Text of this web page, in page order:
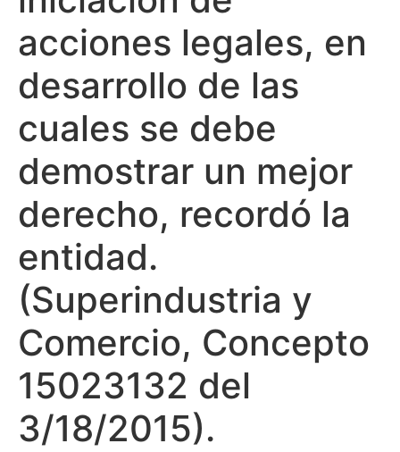
acciones legales, en
desarrollo de las
cuales se debe
demostrar un mejor
derecho, recordó la
entidad.
(Superindustria y
Comercio, Concepto
15023132 del
3/18/2015).